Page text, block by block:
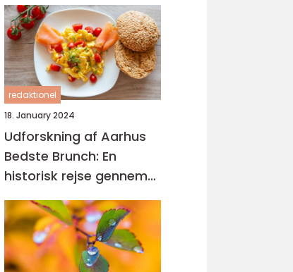
redaktionel
18. January 2024
Udforskning af Aarhus
Bedste Brunch: En
historisk rejse gennem
gastronomisk
mangfoldighed